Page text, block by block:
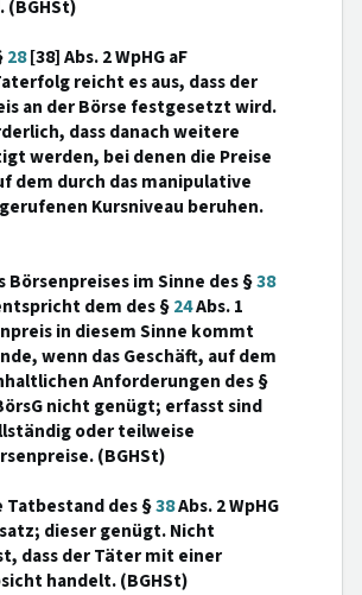
28[38] Abs. 2 WpHG aF
reicht es aus, dass der
an der Börse festgesetzt wird.
dass danach weitere
werden, bei denen die Preise
dem durch das manipulative
Kursniveau beruhen.
Börsenpreises im Sinne des §38
dem des §24Abs. 1
in diesem Sinne kommt
wenn das Geschäft, auf dem
Anforderungen des §
nicht genügt; erfasst sind
oder teilweise
(BGHSt)
Tatbestand des §38Abs. 2 WpHG
dieser genügt. Nicht
dass der Täter mit einer
handelt. (BGHSt)